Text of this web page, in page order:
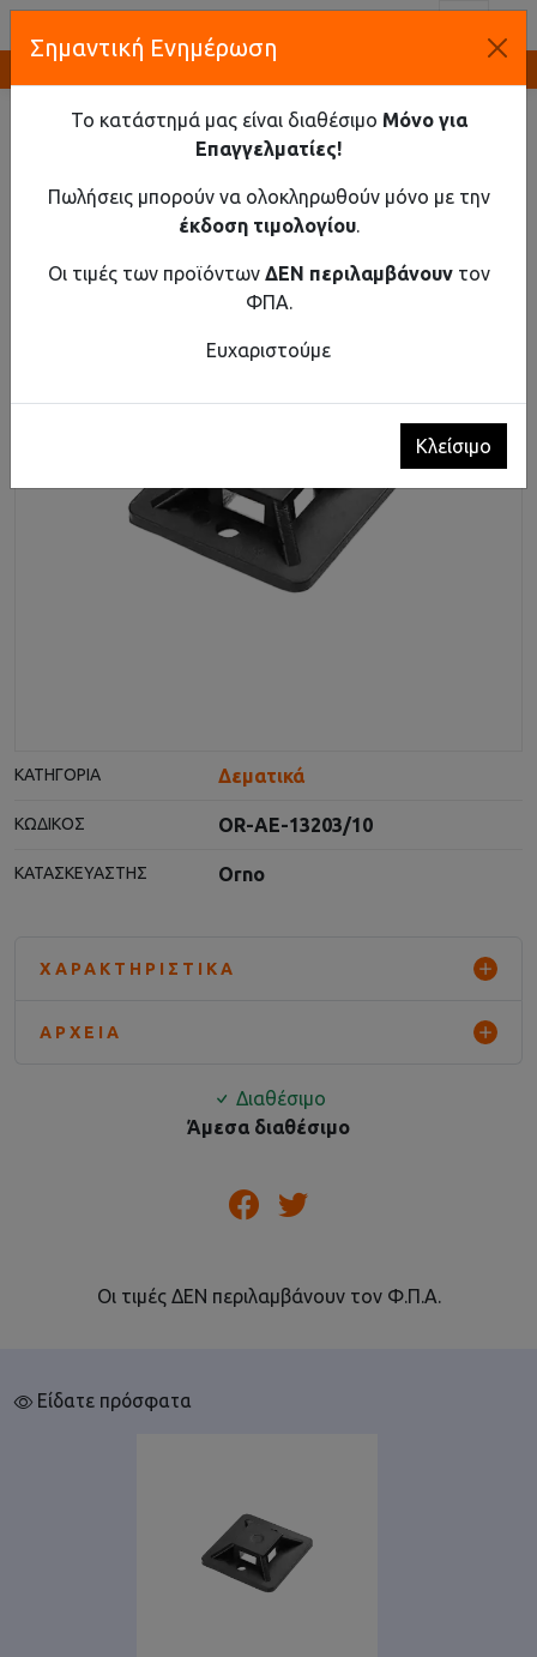
ΑΡΧΙΚΉ
ΥΛΙΚΆ ΣΎΝΔΕΣΗΣ - ΣΤΉΡΙΞΗΣ
ΔΕΜΑΤΙΚΆ
ΑΥΤΟΚΌΛΛΗΤΟ ΣΤΉΡΙΓΜΑ ΔΕΜΑΤΙΚΟΎ ΜΑΎΡΟ, 30X30MM,
Αυτοκόλλητο στήριγμα δεματικού μαύρο,
30x30mm, 10pcs.
ΚΑΤΗΓΟΡΊΑ Δεματικά
ΚΩΔΙΚΌΣ OR-AE-13203/10
ΚΑΤΑΣΚΕΥΑΣΤΉΣ Orno
ΧΑΡΑΚΤΗΡΙΣΤΙΚΆ
ΑΡΧΕΊΑ
Διαθέσιμο
Άμεσα διαθέσιμο
Οι τιμές ΔΕΝ περιλαμβάνουν τον Φ.Π.Α.
Είδατε πρόσφατα
Σημαντική Ενημέρωση
Το κατάστημά μας είναι διαθέσιμο Μόνο για
Επαγγελματίες!
Πωλήσεις μπορούν να ολοκληρωθούν μόνο με την
έκδοση τιμολογίου.
Οι τιμές των προϊόντων ΔΕΝ περιλαμβάνουντον
ΦΠΑ.
Ευχαριστούμε
Κλείσιμο